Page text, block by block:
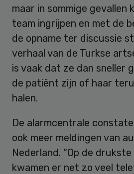
maar in sommige gevallen
team ingrijpen en met de
de opname ter discussie
verhaal van de Turkse
is vaak dat ze dan sneller
de patiënt zijn of haar
halen.
De alarmcentrale
ook meer meldingen van
Nederland. “Op de
kwamen er net zo veel